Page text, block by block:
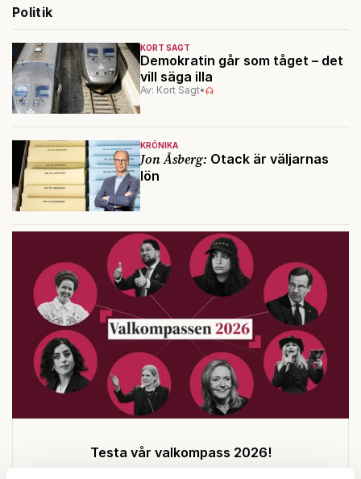
Politik
KORT SAGT
Demokratin går som tåget – det
vill säga illa
Av: Kort Sagt•
KRÖNIKA
Jon Åsberg: Otack är väljarnas
lön
Testa vår valkompass 2026!